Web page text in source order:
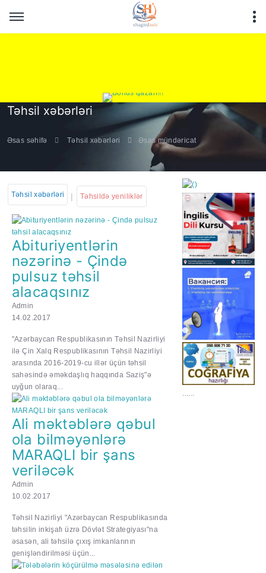
Təhsil xəbərləri
Əsas səhifə Təhsil xəbərləri Əsas mündəricat
Təhsil xəbərləri | Təhsildə yeniliklər
Abituriyentlərin
nəzərinə - Çində
pulsuz təhsil
alacaqsınız
Admin
14.02.2017
"Azərbaycan Respublikasının Təhsil Nazirliyi
ilə Çin Xalq Respublikasının Təhsil Nazirliyi
arasında 2016-2019-cu illər üçün təhsil
sahəsində əməkdaşlıq haqqında Saziş"ə
uyğun olaraq...
Ali məktəblərə qəbul
ola bilməyənlərə
MARAQLI bir şans
veriləcək
Admin
10.02.2017
Təhsil Nazirliyi "Azərbaycan Respublikasında
təhsilin inkişafı üzrə Dövlət Strategiyası"na
əsasən, ali təhsilə çıxış imkanlarının
genişləndirilməsi üçün...
https://wa.me/
......